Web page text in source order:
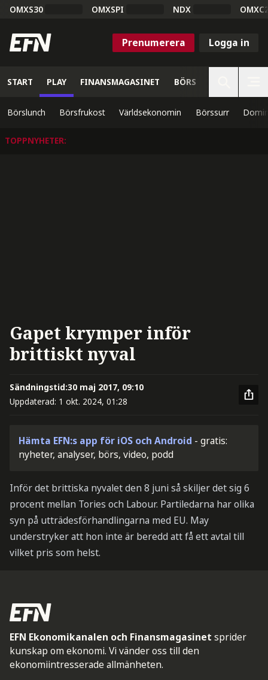
OMXS30 OMXSPI NDX
Prenumerera Logga in
START PLAY FINANSMAGASINET BÖRS
Börslunch Börsfrukost Världsekonomin Börssurr
TOPPNYHETER:
Gapet krymper inför
brittiskt nyval
Sändningstid:30 maj 2017, 09:10
Uppdaterad: 1 okt. 2024, 01:28
Hämta EFN:s app för iOS och Android - gratis:
nyheter, analyser, börs, video, podd
Inför det brittiska nyvalet den 8 juni så skiljer det sig 6
procent mellan Tories och Labour. Partiledarna har olika
syn på utträdesförhandlingarna med EU. May
understryker att hon inte är beredd att få ett avtal till
vilket pris som helst.
EFN Ekonomikanalen och Finansmagasinet sprider
kunskap om ekonomi. Vi vänder oss till den
ekonomiintresserade allmänheten.